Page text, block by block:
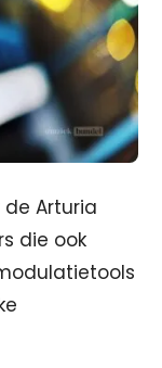
Arturia
die ook